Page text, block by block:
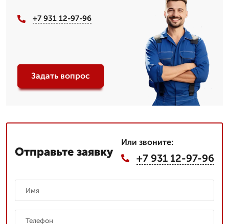
+7 931 12-97-96
Задать вопрос
Отправьте заявку
Или звоните:
+7 931 12-97-96